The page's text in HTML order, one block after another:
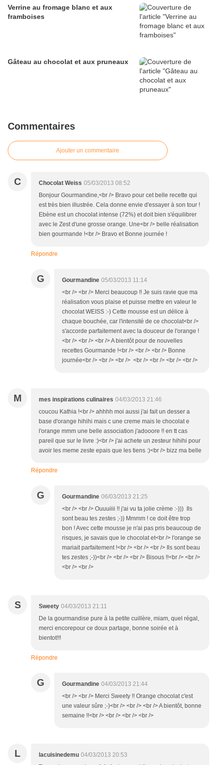
Verrine au fromage blanc et aux
framboises
Gâteau au chocolat et aux pruneaux
Commentaires
Ajouter un commentaire
C Chocolat Weiss 05/03/2013 08:52
Bonjour Gourmandine,<br /> Bravo pour cet belle recette qui
est très bien illustrée. Cela donne envie d'essayer à son tour !
Ebène est un chocolat intense (72%) et doit bien s'équilibrer
avec le Zest d'une grosse orange. Une<br /> belle réalisation
bien gourmande !<br /> Bravo et Bonne journée !
Répondre
G Gourmandine 05/03/2013 11:14
<br /> <br /> Merci beaucoup !! Je suis ravie que ma
réalisation vous plaise et puisse mettre en valeur le
chocolat WEISS :-) Cette mousse est un délice à
chaque bouchée, car l'intensité de ce chocolat<br />
s'accorde parfaitement avec la douceur de l'orange !
<br /> <br /> <br /> A bientôt pour de nouvelles
recettes Gourmande !<br /> <br /> <br /> Bonne
journée<br /> <br /> <br /> <br /> <br /> <br /> <br />
M mes inspirations culinaires 04/03/2013 21:46
coucou Kathia !<br /> ahhhh moi aussi j'ai fait un desser a
base d'orange hihihi mais c une creme mais le chocolat e
l'orange mmm une belle association j'adooore !! en tt cas
pareil que sur le livre :)<br /> j'ai achete un zesteur hihihi pour
avoir les meme zeste epais que les tiens :)<br /> bizz ma belle
Répondre
G Gourmandine 06/03/2013 21:25
<br /> <br /> Ouuuiiii !! j'ai vu ta jolie crème :-))) Ils
sont beau tes zestes ;-)) Mmmm ! ce doit être trop
bon ! Avec cette mousse je n'ai pas pris beaucoup de
risques, je savais que le chocolat et<br /> l'orange se
mariait parfaitement !<br /> <br /> <br /> Ils sont beau
tes zestes ;-))<br /> <br /> <br /> Bisous !!<br /> <br />
<br /> <br />
S Sweety 04/03/2013 21:11
De la gourmandise pure à la petite cuillère, miam, quel régal,
merci encorepour ce doux partage, bonne soirée et à
bientot!!!
Répondre
G Gourmandine 04/03/2013 21:44
<br /> <br /> Merci Sweety !! Orange chocolat c'est
une valeur sûre ;-)<br /> <br /> <br /> A bientôt, bonne
semaine !!<br /> <br /> <br /> <br />
L lacuisinedemu 04/03/2013 20:53